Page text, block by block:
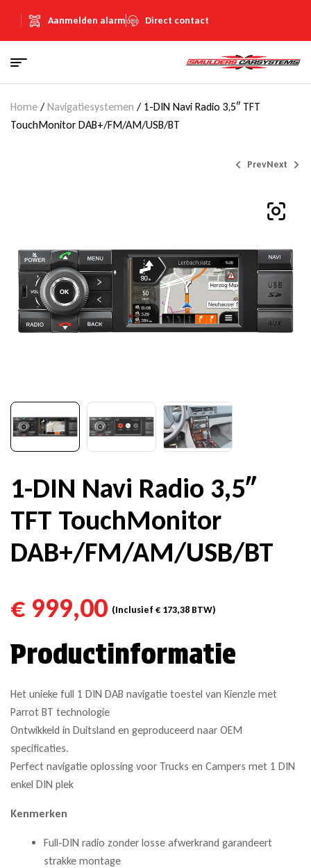
Aanmelden alarm Direct contact
Home / Navigatiesystemen / 1-DIN Navi Radio 3,5″ TFT
TouchMonitor DAB+/FM/AM/USB/BT
Prev
BTW)
Next
BTW)
1-DIN Navi Radio 3,5″
TFT TouchMonitor
DAB+/FM/AM/USB/BT
€ 999,00 (Inclusief € 173,38 BTW)
Productinformatie
Het unieke full 1 DIN DAB navigatie toestel van Kienzle met
Parrot BT technologie
Ontwikkeld in Duitsland en geproduceerd naar OEM
specificaties.
Perfect navigatie oplossing voor Trucks en Campers met 1 DIN
enkel DIN plek
Kenmerken
Full-DIN radio zonder losse afwerkrand garandeert
strakke montage